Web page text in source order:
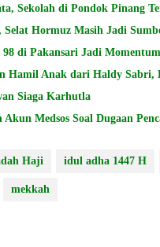
Sekolah di Pondok Pinang
Hormuz Masih Jadi
di Pakansari Jadi
Hamil Anak dari Haldy Sabri,
Siaga Karhutla
Medsos Soal Dugaan
Haji idul adha 1447 H
mekkah